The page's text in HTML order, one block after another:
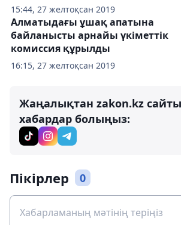
15:44, 27 желтоқсан 2019
16:15, 27 желтоқсан 2019
Алматыдағы ұшақ апатына
байланысты арнайы үкіметтік
комиссия құрылды
Жаңалықтан zakon.kz
хабардар болыңыз:
Пікірлер 0